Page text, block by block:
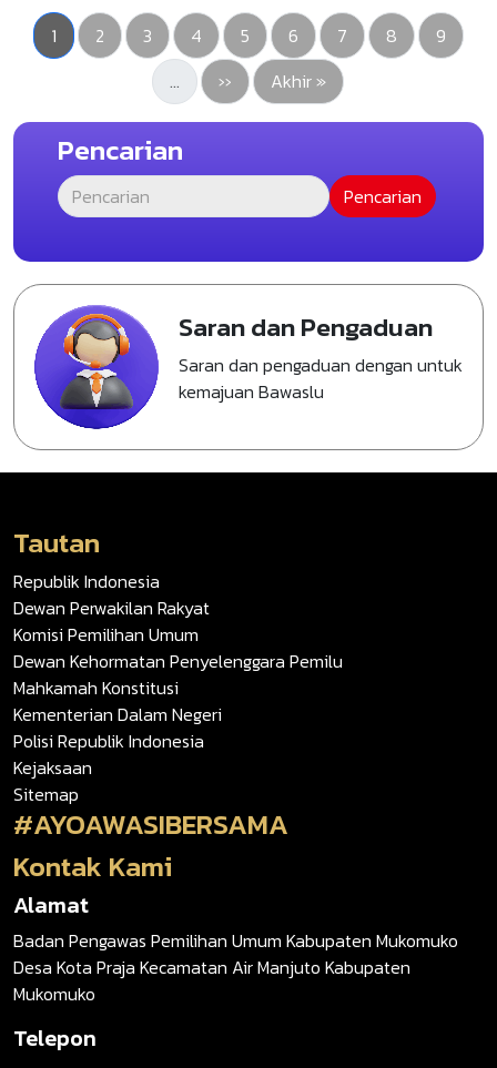
Halaman sekarang
1 Pengawasan
2 Pengawasan
3 Pengawasan
4 Pengawasan
5 Pengawasan
6 Pengawasan
7 Pengawasan
8
9
…
Halaman berikutnya
›› Last page
Akhir »
Pencarian
Saran dan Pengaduan
Saran dan pengaduan dengan untuk
kemajuan Bawaslu
Tautan
Republik Indonesia
Dewan Perwakilan Rakyat
Komisi Pemilihan Umum
Dewan Kehormatan Penyelenggara Pemilu
Mahkamah Konstitusi
Kementerian Dalam Negeri
Polisi Republik Indonesia
Kejaksaan
Sitemap
#AYOAWASIBERSAMA
Kontak Kami
Alamat
Badan Pengawas Pemilihan Umum Kabupaten Mukomuko
Desa Kota Praja Kecamatan Air Manjuto Kabupaten
Mukomuko
Telepon